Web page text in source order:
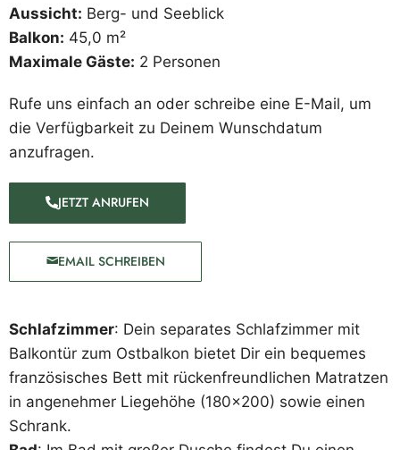
Aussicht: Berg- und Seeblick
Balkon: 45,0 m²
Maximale Gäste: 2 Personen
Rufe uns einfach an oder schreibe eine E-Mail, um
die Verfügbarkeit zu Deinem Wunschdatum
anzufragen.
JETZT ANRUFEN
EMAIL SCHREIBEN
Schlafzimmer: Dein separates Schlafzimmer mit
Balkontür zum Ostbalkon bietet Dir ein bequemes
französisches Bett mit rückenfreundlichen Matratzen
in angenehmer Liegehöhe (180×200) sowie einen
Schrank.